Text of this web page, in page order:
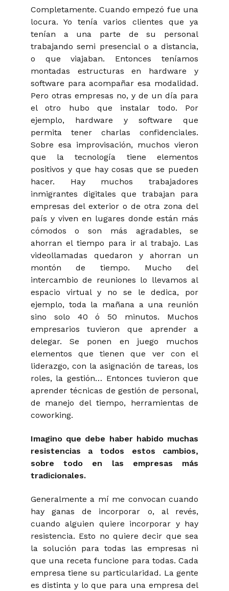
Completamente. Cuando empezó fue una
locura. Yo tenía varios clientes que ya
tenían a una parte de su personal
trabajando semi presencial o a distancia,
o que viajaban. Entonces teníamos
montadas estructuras en hardware y
software para acompañar esa modalidad.
Pero otras empresas no, y de un día para
el otro hubo que instalar todo. Por
ejemplo, hardware y software que
permita tener charlas confidenciales.
Sobre esa improvisación, muchos vieron
que la tecnología tiene elementos
positivos y que hay cosas que se pueden
hacer. Hay muchos trabajadores
inmigrantes digitales que trabajan para
empresas del exterior o de otra zona del
país y viven en lugares donde están más
cómodos o son más agradables, se
ahorran el tiempo para ir al trabajo. Las
videollamadas quedaron y ahorran un
montón de tiempo. Mucho del
intercambio de reuniones lo llevamos al
espacio virtual y no se le dedica, por
ejemplo, toda la mañana a una reunión
sino solo 40 ó 50 minutos. Muchos
empresarios tuvieron que aprender a
delegar. Se ponen en juego muchos
elementos que tienen que ver con el
liderazgo, con la asignación de tareas, los
roles, la gestión… Entonces tuvieron que
aprender técnicas de gestión de personal,
de manejo del tiempo, herramientas de
coworking.
Imagino que debe haber habido muchas
resistencias a todos estos cambios,
sobre todo en las empresas más
tradicionales.
Generalmente a mí me convocan cuando
hay ganas de incorporar o, al revés,
cuando alguien quiere incorporar y hay
resistencia. Esto no quiere decir que sea
la solución para todas las empresas ni
que una receta funcione para todas. Cada
empresa tiene su particularidad. La gente
es distinta y lo que para una empresa del